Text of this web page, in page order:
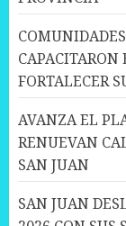
FORTALECER
AVANZA EL
RENUEVAN
SAN JUAN
SAN JUAN